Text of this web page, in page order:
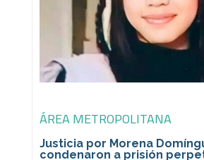
ÁREA METROPOLITANA
Justicia por Morena
condenaron a prisión